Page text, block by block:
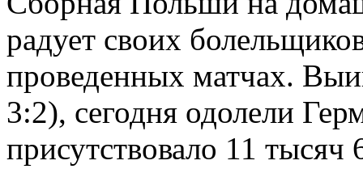
радует своих
проведенных матчах.
3:2), сегодня одолели
присутствовало 11 тысяч